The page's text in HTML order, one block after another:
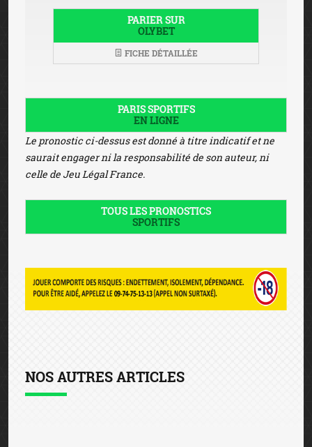
PARIER SUR
OLYBET
FICHE DÉTAILLÉE
PARIS SPORTIFS
EN LIGNE
Le pronostic ci-dessus est donné à titre indicatif et ne
saurait engager ni la responsabilité de son auteur, ni
celle de Jeu Légal France.
TOUS LES PRONOSTICS
SPORTIFS
NOS AUTRES ARTICLES